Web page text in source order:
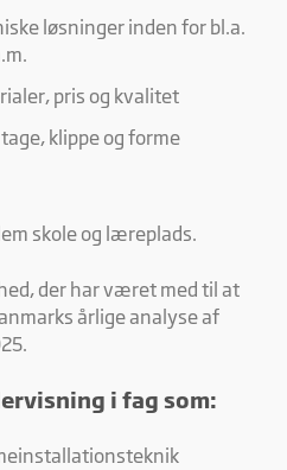
løsninger inden for bl.a.
pris og kvalitet
klippe og forme
skole og læreplads.
der har været med til at
årlige analyse af
i fag som: